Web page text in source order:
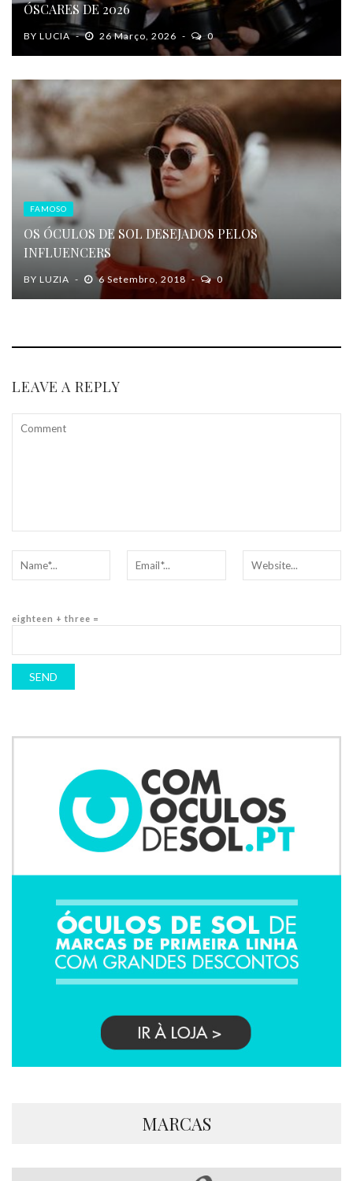
ÓSCARES DE 2026
BY LUCIA 26 Março, 2026 0
FAMOSO
OS ÓCULOS DE SOL DESEJADOS PELOS
INFLUENCERS
BY LUZIA 6 Setembro, 2018 0
LEAVE A REPLY
eighteen + three =
MARCAS